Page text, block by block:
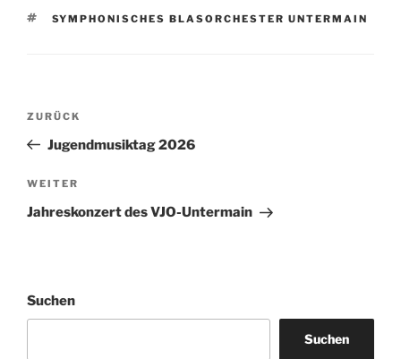
SCHLAGWÖRTER
SYMPHONISCHES BLASORCHESTER UNTERMAIN
Beitragsnavigation
Vorheriger
Beitrag
ZURÜCK
Jugendmusiktag 2026
Nächster
Beitrag
WEITER
Jahreskonzert des VJO-Untermain
Suchen
Suchen